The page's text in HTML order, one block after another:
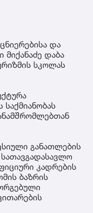
და
მიქანაძე დაბა
სკოლას
განათლების
კადრების
ბაზრის